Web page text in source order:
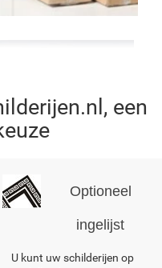
een
Optioneel
ingelijst
U kunt uw schilderijen op